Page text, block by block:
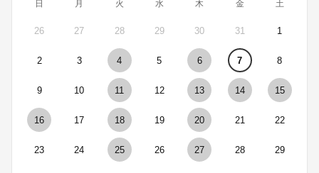
日 月 火 水 木 金 土
26 27 28 29 30 31 1
2 3 4 5 6 7 8
9 10 11 12 13 14 15
16 17 18 19 20 21 22
23 24 25 26 27 28 29